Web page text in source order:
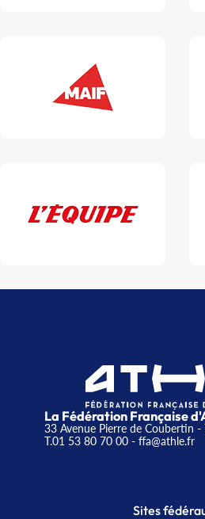
La Fédération Française
33 Avenue Pierre de Coubertin -
T.01 53 80 70 00- ffa@athle.fr
Sites